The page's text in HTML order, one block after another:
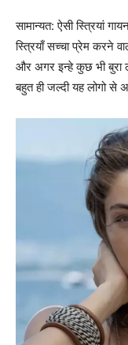
सामान्यत: ऐसी स्त्रियां
स्त्रियाँ सच्चा प्रेम करने
और अगर इन्हे कुछ भी बुरा
बहुत ही जल्दी यह लोगो से